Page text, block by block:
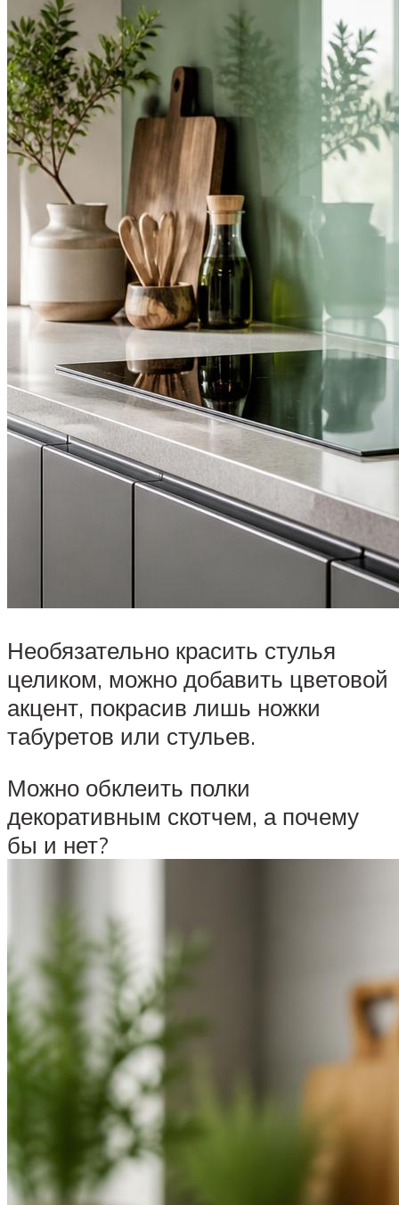
Необязательно красить стулья
целиком, можно добавить цветовой
акцент, покрасив лишь ножки
табуретов или стульев.
Можно обклеить полки
декоративным скотчем, а почему
бы и нет?